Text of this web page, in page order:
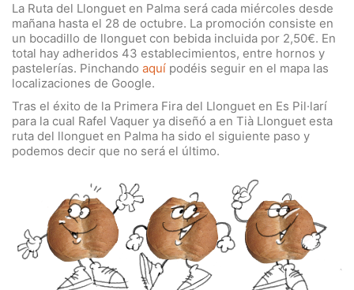
La Ruta del Llonguet en Palma será cada miércoles desde
mañana hasta el 28 de octubre. La promoción consiste en
un bocadillo de llonguet con bebida incluida por 2,50€. En
total hay adheridos 43 establecimientos, entre hornos y
pastelerías. Pinchando aquí podéis seguir en el mapa las
localizaciones de Google.
Tras el éxito de la Primera Fira del Llonguet en Es Pil·larí
para la cual Rafel Vaquer ya diseñó a en Tià Llonguet esta
ruta del llonguet en Palma ha sido el siguiente paso y
podemos decir que no será el último.